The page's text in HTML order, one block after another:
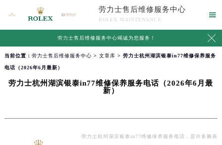
劳力士售后维修服务中心
ROLEX MAINTENANCE

劳力士售后维修服务中心竭诚为您服务！ 
当前位置： 劳力士售后维修服务中心 > 文章库 > 劳力士杭州湖滨银泰in77维修保养服务
电话（2026年6月最新）
劳力士杭州湖滨银泰in77维修保养服务电话（2026年6月最
新）
劳力士杭州湖滨银泰in77维修保养服务电话，是许多腕表